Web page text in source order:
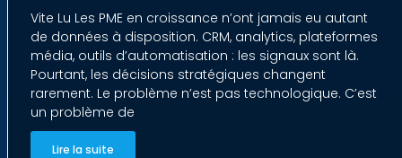
Vite Lu Les PME en croissance n’ont jamais eu autant
de données à disposition. CRM, analytics, plateformes
média, outils d’automatisation : les signaux sont là.
Pourtant, les décisions stratégiques changent
rarement. Le problème n’est pas technologique. C’est
un problème de
Lire la suite